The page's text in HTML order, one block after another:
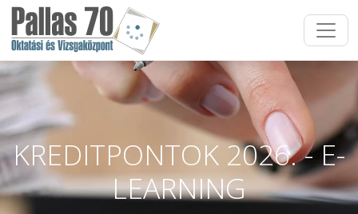
KREDITPONTOK 2026. - E-
LEARNING